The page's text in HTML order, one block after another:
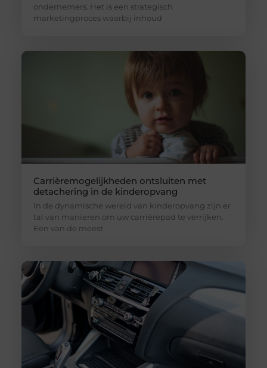
ondernemers. Het is een strategisch
marketingproces waarbij inhoud
Carrièremogelijkheden ontsluiten met
detachering in de kinderopvang
In de dynamische wereld van kinderopvang zijn er
tal van manieren om uw carrièrepad te verrijken.
Een van de meest